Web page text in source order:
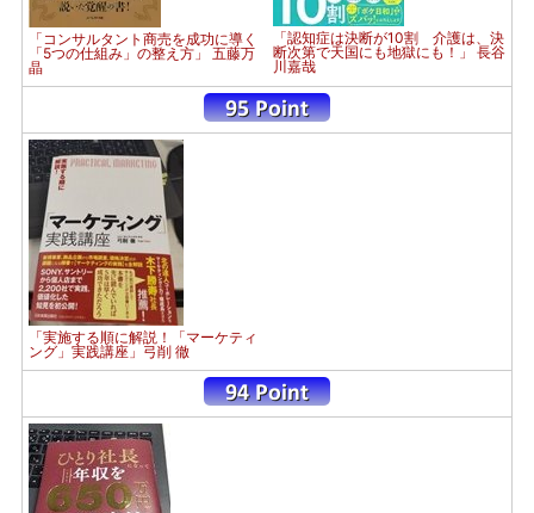
「コンサルタント商売を成功に導く
「5つの仕組み」の整え方」 五藤万
晶
「認知症は決断が10割 介護は、決
断次第で天国にも地獄にも！」 長谷
川嘉哉
「実施する順に解説！「マーケティ
ング」実践講座」弓削 徹